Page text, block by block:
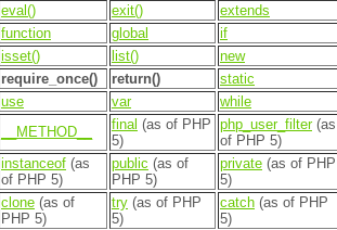
eval() exit()
extends
function global
if
isset() list()
new
require_once() return()
static
use var
while
__METHOD__ final (as of PHP
5)
php_user_filter(as
of PHP 5)
instanceof (as
of PHP 5)
public (as of
PHP 5)
private (as of PHP
5)
clone (as of
PHP 5)
try (as of PHP
5)
catch (as of PHP
5)